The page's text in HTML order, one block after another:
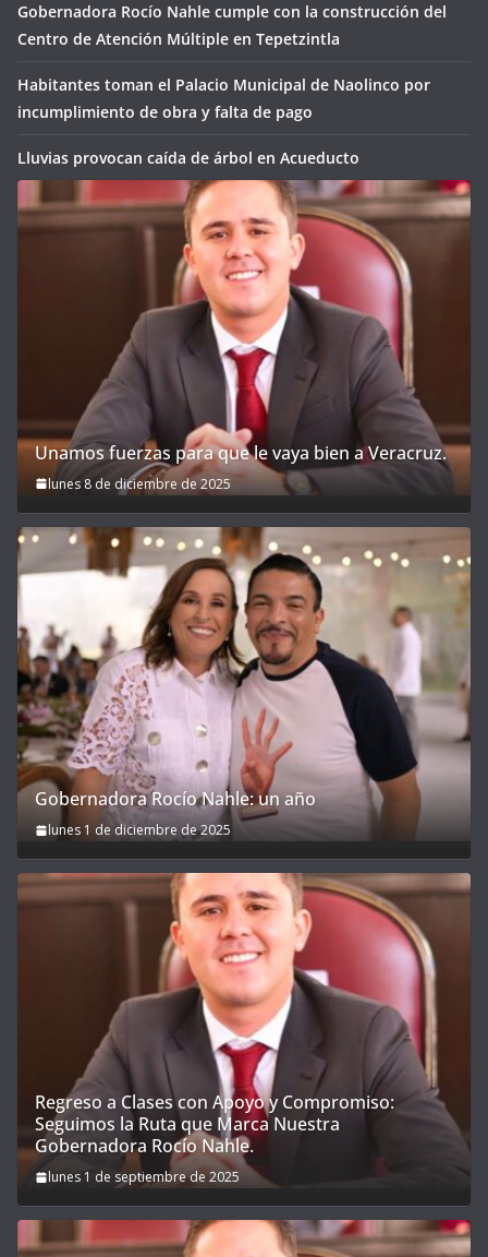
Gobernadora Rocío Nahle cumple con la construcción del
Centro de Atención Múltiple en Tepetzintla
Habitantes toman el Palacio Municipal de Naolinco por
incumplimiento de obra y falta de pago
Lluvias provocan caída de árbol en Acueducto
Unamos fuerzas para que le vaya bien a Veracruz.
lunes 8 de diciembre de 2025
Gobernadora Rocío Nahle: un año
lunes 1 de diciembre de 2025
Regreso a Clases con Apoyo y Compromiso:
Seguimos la Ruta que Marca Nuestra
Gobernadora Rocío Nahle.
lunes 1 de septiembre de 2025